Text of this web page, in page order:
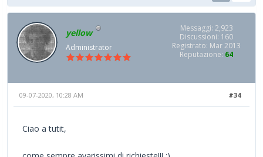
yellow
Administrator
Messaggi: 2,923
Discussioni: 160
Registrato: Mar 2013
Reputazione: 64
#34
09-07-2020, 10:28 AM
Ciao a tutit,